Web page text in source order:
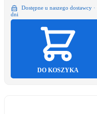
Dostępne u naszego dostawcy ·
dni
DO KOSZYKA